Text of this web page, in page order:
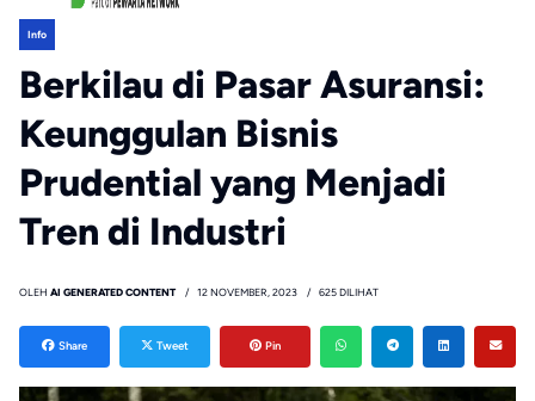
Info
Berkilau di Pasar Asuransi:
Keunggulan Bisnis
Prudential yang Menjadi
Tren di Industri
OLEH AI GENERATED CONTENT 12 NOVEMBER, 2023 625 DILIHAT
Share Tweet Pin